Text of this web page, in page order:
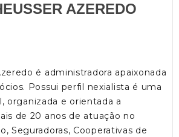
AZEREDO
é administradora apaixonada
Possui perfil nexialista é uma
organizada e orientada a
de 20 anos de atuação no
Seguradoras, Cooperativas de